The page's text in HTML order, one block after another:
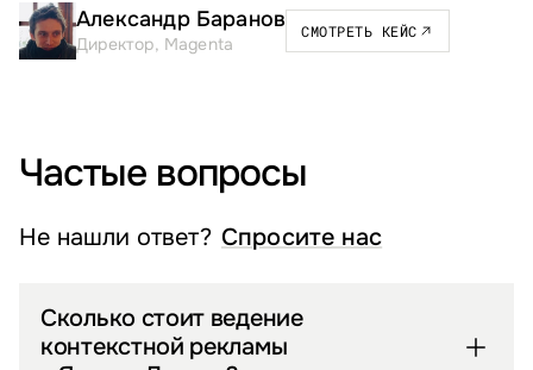
Александр Баранов
Директор, Magenta
СМОТРЕТЬ КЕЙС
Частые вопросы
Не нашли ответ? Спросите нас
Сколько стоит ведение
контекстной рекламы